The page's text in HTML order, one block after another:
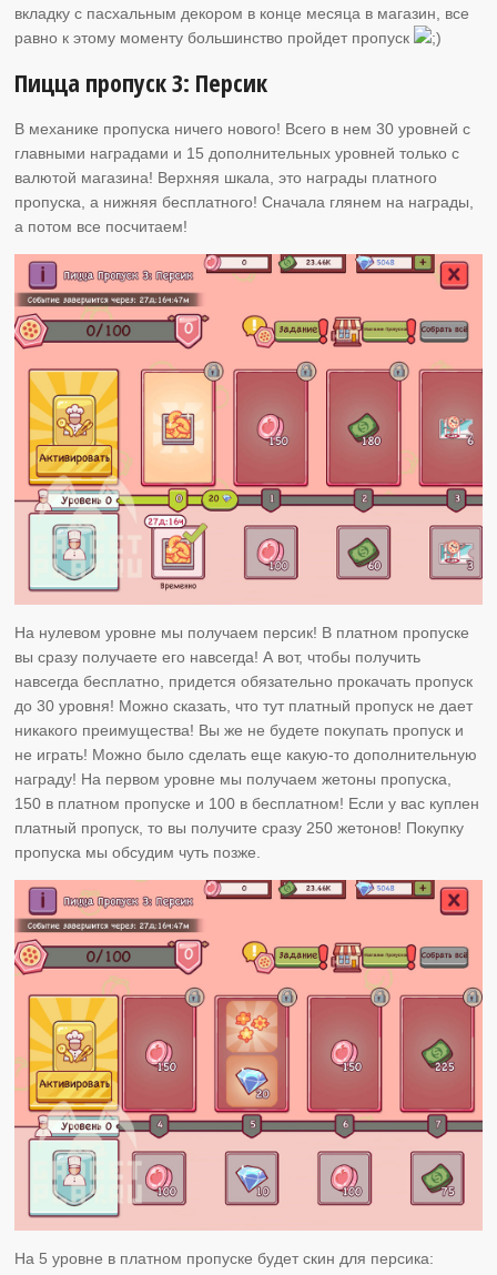
вкладку с пасхальным декором в конце месяца в магазин, все
равно к этому моменту большинство пройдет пропуск
Пицца пропуск 3: Персик
В механике пропуска ничего нового! Всего в нем 30 уровней с
главными наградами и 15 дополнительных уровней только с
валютой магазина! Верхняя шкала, это награды платного
пропуска, а нижняя бесплатного! Сначала глянем на награды,
а потом все посчитаем!
На нулевом уровне мы получаем персик! В платном пропуске
вы сразу получаете его навсегда! А вот, чтобы получить
навсегда бесплатно, придется обязательно прокачать пропуск
до 30 уровня! Можно сказать, что тут платный пропуск не дает
никакого преимущества! Вы же не будете покупать пропуск и
не играть! Можно было сделать еще какую-то дополнительную
награду! На первом уровне мы получаем жетоны пропуска,
150 в платном пропуске и 100 в бесплатном! Если у вас куплен
платный пропуск, то вы получите сразу 250 жетонов! Покупку
пропуска мы обсудим чуть позже.
На 5 уровне в платном пропуске будет скин для персика: